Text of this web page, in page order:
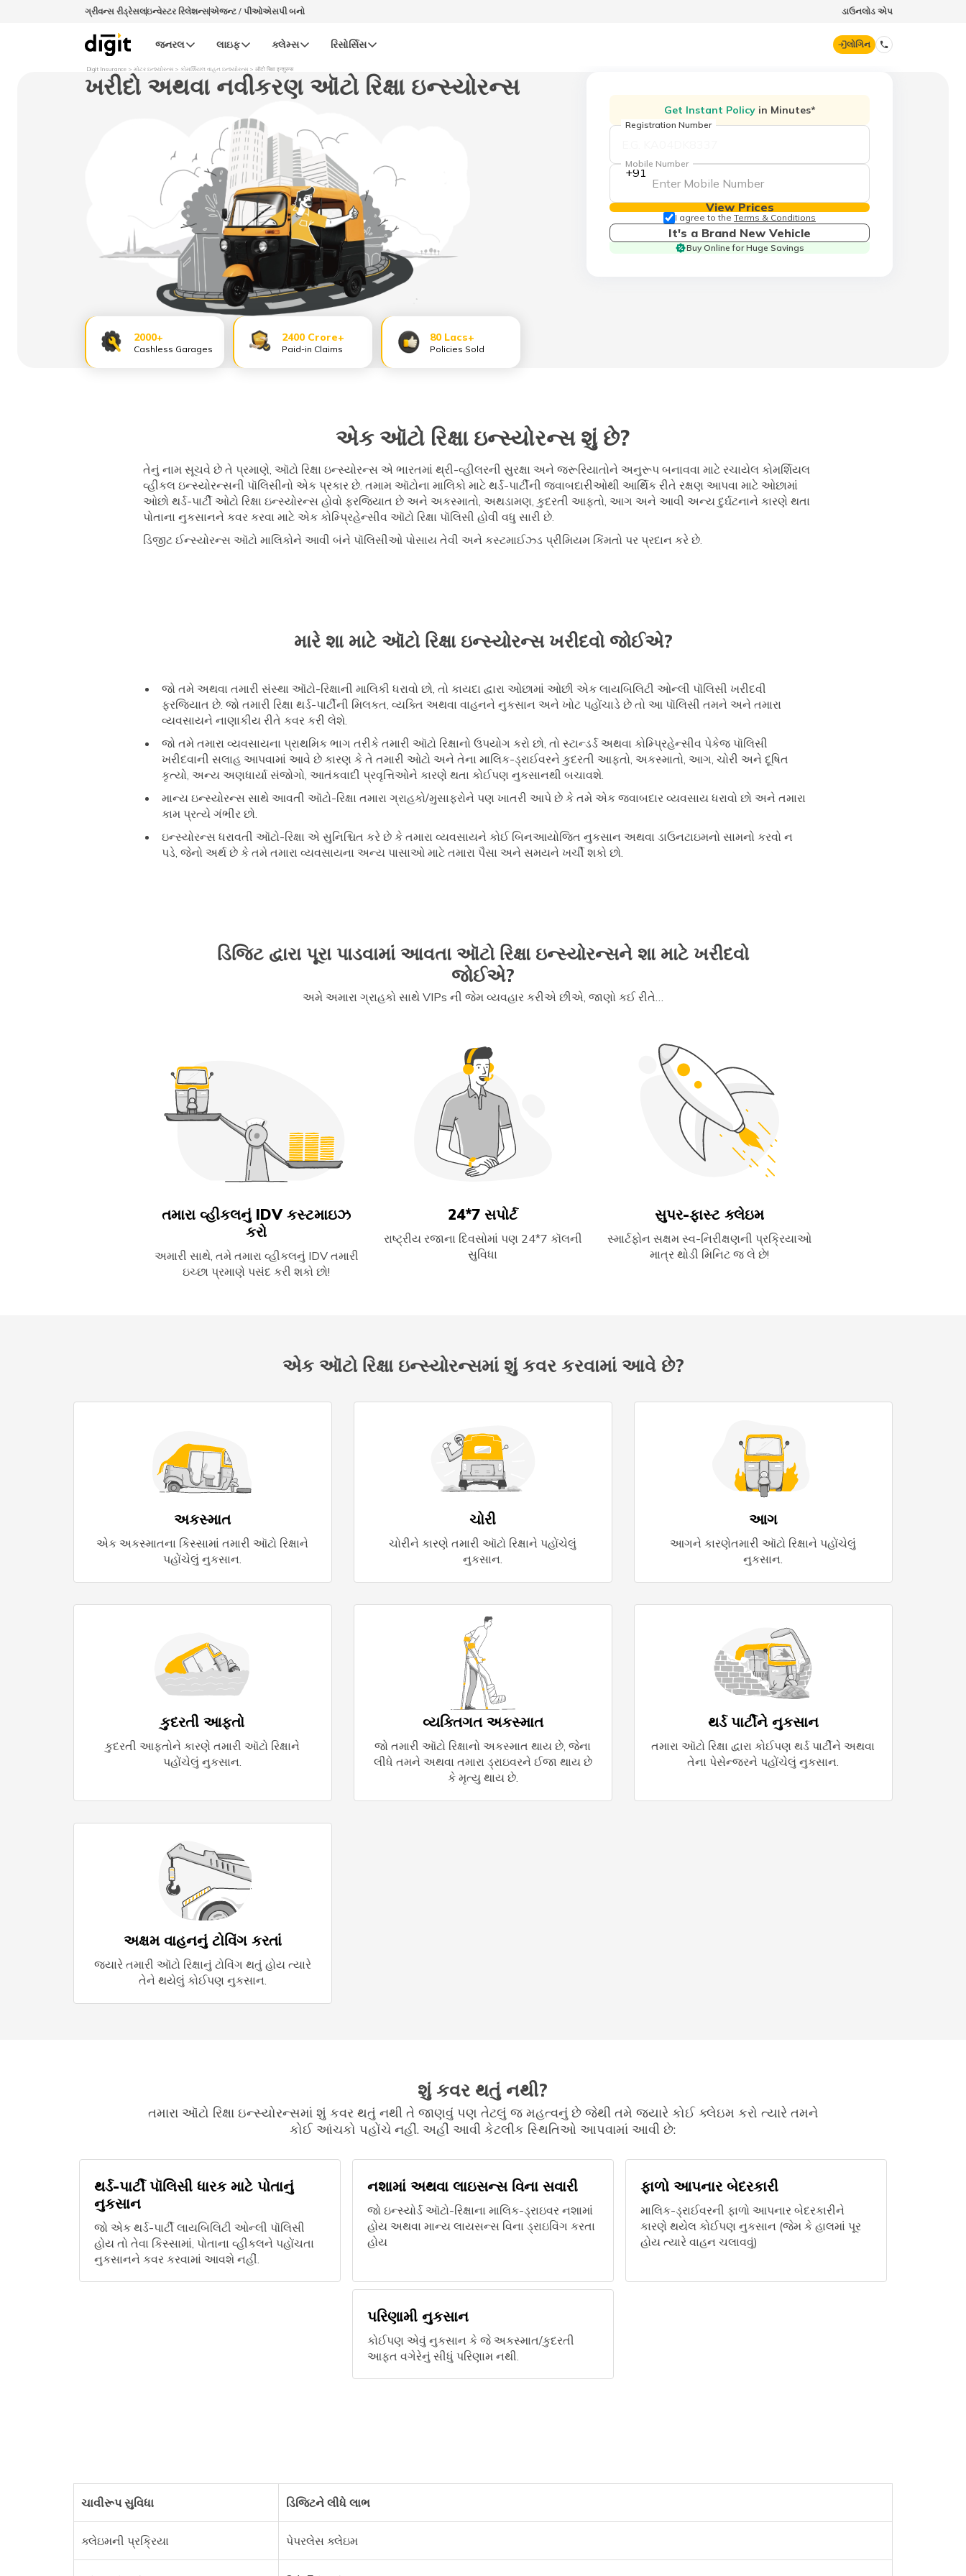
ગ્રીવન્સ રીડ્રેસલઇન્વેસ્ટર રિલેશન્સએજન્ટ / પીઓએસપી બનો ડાઉનલોડ એપ
જનરલ લાઇફ ક્લેમ્સ રિસોર્સિસ લોગિન
hello@godigit.com
Digit Insurance મોટર ઇન્શ્યોરન્સ કોમર્શિયલ વાહન ઇન્શ્યોરન્સ ऑटो रिक्षा इन्शुरन्स
ખરીદો અથવા નવીકરણ ઑટો રિક્ષા ઇન્સ્યોરન્સ
2000+
Cashless Garages
2400 Crore+
Paid-in Claims
80 Lacs+
Policies Sold
Get Instant Policy in Minutes*
Registration Number
+91
Mobile Number
View Prices
I agree to the Terms & Conditions
It's a Brand New Vehicle
Buy Online for Huge Savings
એક ઑટો રિક્ષા ઇન્સ્યોરન્સ શું છે?
તેનું નામ સૂચવે છે તે પ્રમાણે, ઑટો રિક્ષા ઇન્સ્યોરન્સ એ ભારતમાં થ્રી-વ્હીલરની સુરક્ષા અને જરૂરિયાતોને અનુરૂપ બનાવવા માટે રચાયેલ કોમર્શિયલ
વ્હીકલ ઇન્સ્યોરન્સની પૉલિસીનો એક પ્રકાર છે. તમામ ઑટોના માલિકો માટે થર્ડ-પાર્ટીની જવાબદારીઓથી આર્થિક રીતે રક્ષણ આપવા માટે ઓછામાં
ઓછો થર્ડ-પાર્ટી ઓટો રિક્ષા ઇન્સ્યોરન્સ હોવો ફરજિયાત છે અને અકસ્માતો, અથડામણ, કુદરતી આફતો, આગ અને આવી અન્ય દુર્ઘટનાને કારણે થતા
પોતાના નુકસાનને કવર કરવા માટે એક કોમ્પ્રિહેન્સીવ ઑટો રિક્ષા પૉલિસી હોવી વધુ સારી છે.
ડિજીટ ઈન્સ્યોરન્સ ઑટો માલિકોને આવી બંને પૉલિસીઓ પોસાય તેવી અને કસ્ટમાઈઝ્ડ પ્રીમિયમ કિંમતો પર પ્રદાન કરે છે.
મારે શા માટે ઑટો રિક્ષા ઇન્સ્યોરન્સ ખરીદવો જોઈએ?
જો તમે અથવા તમારી સંસ્થા ઑટો-રિક્ષાની માલિકી ધરાવો છો, તો કાયદા દ્વારા ઓછામાં ઓછી એક લાયબિલિટી ઓન્લી પૉલિસી ખરીદવી
ફરજિયાત છે. જો તમારી રિક્ષા થર્ડ-પાર્ટીની મિલકત, વ્યક્તિ અથવા વાહનને નુકસાન અને ખોટ પહોંચાડે છે તો આ પૉલિસી તમને અને તમારા
વ્યવસાયને નાણાકીય રીતે કવર કરી લેશે.
જો તમે તમારા વ્યવસાયના પ્રાથમિક ભાગ તરીકે તમારી ઑટો રિક્ષાનો ઉપયોગ કરો છો, તો સ્ટાન્ડર્ડ અથવા કોમ્પ્રિહેન્સીવ પેકેજ પૉલિસી
ખરીદવાની સલાહ આપવામાં આવે છે કારણ કે તે તમારી ઓટો અને તેના માલિક-ડ્રાઈવરને કુદરતી આફતો, અકસ્માતો, આગ, ચોરી અને દૂષિત
કૃત્યો, અન્ય અણધાર્યા સંજોગો, આતંકવાદી પ્રવૃત્તિઓને કારણે થતા કોઈપણ નુકસાનથી બચાવશે.
માન્ય ઇન્સ્યોરન્સ સાથે આવતી ઑટો-રિક્ષા તમારા ગ્રાહકો/મુસાફરોને પણ ખાતરી આપે છે કે તમે એક જવાબદાર વ્યવસાય ધરાવો છો અને તમારા
કામ પ્રત્યે ગંભીર છો.
ઇન્સ્યોરન્સ ધરાવતી ઑટો-રિક્ષા એ સુનિશ્ચિત કરે છે કે તમારા વ્યવસાયને કોઈ બિનઆયોજિત નુકસાન અથવા ડાઉનટાઇમનો સામનો કરવો ન
પડે, જેનો અર્થ છે કે તમે તમારા વ્યવસાયના અન્ય પાસાઓ માટે તમારા પૈસા અને સમયને ખર્ચી શકો છો.
ડિજિટ દ્વારા પૂરા પાડવામાં આવતા ઑટો રિક્ષા ઇન્સ્યોરન્સને શા માટે ખરીદવો
જોઈએ?
અમે અમારા ગ્રાહકો સાથે VIPs ની જેમ વ્યવહાર કરીએ છીએ, જાણો કઈ રીતે…
તમારા વ્હીકલનું IDV કસ્ટમાઇઝ
કરો
અમારી સાથે, તમે તમારા વ્હીકલનું IDV તમારી
ઇચ્છા પ્રમાણે પસંદ કરી શકો છો!
24*7 સપોર્ટ
રાષ્ટ્રીય રજાના દિવસોમાં પણ 24*7 કૉલની
સુવિધા
સુપર-ફાસ્ટ ક્લેઇમ
સ્માર્ટફોન સક્ષમ સ્વ-નિરીક્ષણની પ્રક્રિયાઓ
માત્ર થોડી મિનિટ જ લે છે!
એક ઑટો રિક્ષા ઇન્સ્યોરન્સમાં શું કવર કરવામાં આવે છે?
અકસ્માત
એક અકસ્માતના કિસ્સામાં તમારી ઑટો રિક્ષાને
પહોંચેલું નુકસાન.
ચોરી
ચોરીને કારણે તમારી ઑટો રિક્ષાને પહોંચેલું
નુકસાન.
આગ
આગને કારણેતમારી ઑટો રિક્ષાને પહોંચેલું
નુકસાન.
કુદરતી આફતો
કુદરતી આફતોને કારણે તમારી ઑટો રિક્ષાને
પહોંચેલું નુકસાન.
વ્યક્તિગત અકસ્માત
જો તમારી ઑટો રિક્ષાનો અકસ્માત થાય છે, જેના
લીધે તમને અથવા તમારા ડ્રાઇવરને ઈજા થાય છે
કે મૃત્યુ થાય છે.
થર્ડ પાર્ટીને નુકસાન
તમારા ઑટો રિક્ષા દ્વારા કોઈપણ થર્ડ પાર્ટીને અથવા
તેના પેસેન્જરને પહોંચેલું નુકસાન.
અક્ષમ વાહનનું ટોવિંગ કરતાં
જ્યારે તમારી ઑટો રિક્ષાનું ટોવિંગ થતું હોય ત્યારે
તેને થયેલું કોઈપણ નુકસાન.
શું કવર થતું નથી?
તમારા ઑટો રિક્ષા ઇન્સ્યોરન્સમાં શું કવર થતું નથી તે જાણવું પણ તેટલું જ મહત્વનું છે જેથી તમે જ્યારે કોઈ ક્લેઇમ કરો ત્યારે તમને
કોઈ આંચકો પહોંચે નહીં. અહીં આવી કેટલીક સ્થિતિઓ આપવામાં આવી છે:
થર્ડ-પાર્ટી પૉલિસી ધારક માટે પોતાનું
નુકસાન
જો એક થર્ડ-પાર્ટી લાયબિલિટી ઓન્લી પૉલિસી
હોય તો તેવા કિસ્સામાં, પોતાના વ્હીકલને પહોંચતા
નુકસાનને કવર કરવામાં આવશે નહીં.
નશામાં અથવા લાઇસન્સ વિના સવારી
જો ઇન્સ્યોર્ડ ઑટો-રિક્ષાના માલિક-ડ્રાઇવર નશામાં
હોય અથવા માન્ય લાયસન્સ વિના ડ્રાઇવિંગ કરતા
હોય
ફાળો આપનાર બેદરકારી
માલિક-ડ્રાઈવરની ફાળો આપનાર બેદરકારીને
કારણે થયેલ કોઈપણ નુકસાન (જેમ કે હાલમાં પૂર
હોય ત્યારે વાહન ચલાવવું)
પરિણામી નુકસાન
કોઈપણ એવું નુકસાન કે જે અકસ્માત/કુદરતી
આફત વગેરેનું સીધું પરિણામ નથી.
ચાવીરૂપ સુવિધા ડિજિટને લીધે લાભ
ક્લેઇમની પ્રક્રિયા પેપરલેસ ક્લેઇમ